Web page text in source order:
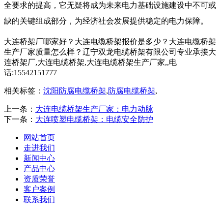
全要求的提高，它无疑将成为未来电力基础设施建设中不可或
缺的关键组成部分，为经济社会发展提供稳定的电力保障。
大连桥架厂哪家好？大连电缆桥架报价是多少？大连电缆桥架
生产厂家质量怎么样？辽宁双龙电缆桥架有限公司专业承接大
连桥架厂,大连电缆桥架,大连电缆桥架生产厂家,,电
话:15542151777
相关标签： 沈阳防腐电缆桥架,防腐电缆桥架,
上一条： 大连电缆桥架生产厂家：电力动脉
下一条： 大连喷塑电缆桥架：电缆安全防护
网站首页
走进我们
新闻中心
产品中心
资质荣誉
客户案例
联系我们